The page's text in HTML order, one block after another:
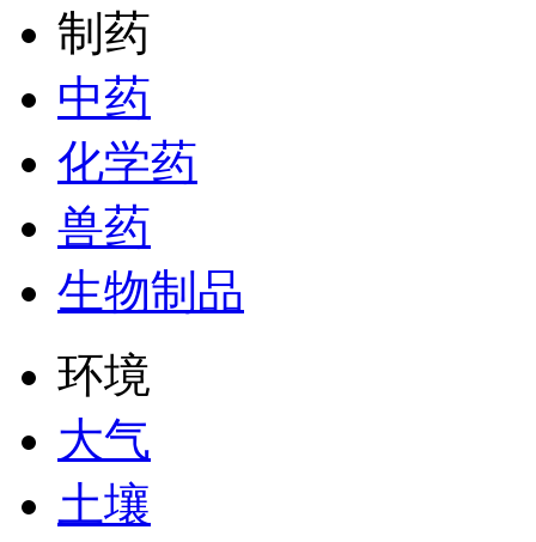
制药
中药
化学药
兽药
生物制品
环境
大气
土壤